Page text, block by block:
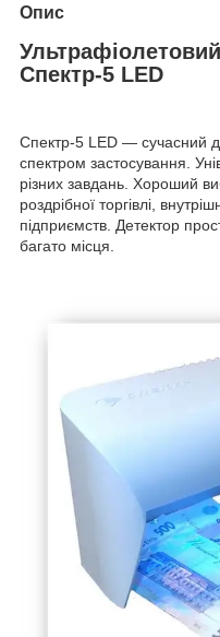
Опис
Спектр-5 LED
Спектр-5 LED — сучасний
спектром застосування.
різних завдань. Хороший
роздрібної торгівлі,
підприємств. Детектор
багато місця.